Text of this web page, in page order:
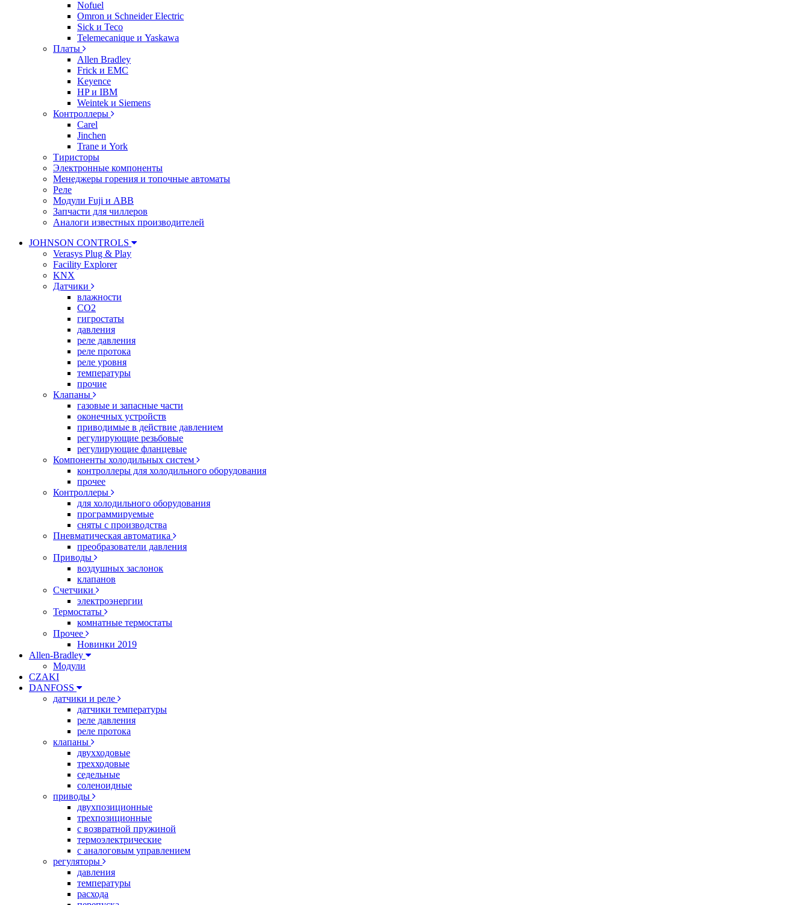
Nofuel
Omron и Schneider Electric
Sick и Teco
Telemecanique и Yaskawa
Платы
Allen Bradley
Frick и EMC
Keyence
HP и IBM
Weintek и Siemens
Контроллеры
Carel
Jinchen
Trane и York
Тиристоры
Электронные компоненты
Менеджеры горения и топочные автоматы
Реле
Модули Fuji и ABB
Запчасти для чиллеров
Аналоги известных производителей
JOHNSON CONTROLS
Verasys Plug & Play
Facility Explorer
KNX
Датчики
влажности
CO2
гигростаты
давления
реле давления
реле протока
реле уровня
температуры
прочие
Клапаны
газовые и запасные части
оконечных устройств
приводимые в действие давлением
регулирующие резьбовые
регулирующие фланцевые
Компоненты холодильных систем
контроллеры для холодильного оборудования
прочее
Контроллеры
для холодильного оборудования
программируемые
сняты с производства
Пневматическая автоматика
преобразователи давления
Приводы
воздушных заслонок
клапанов
Счетчики
электроэнергии
Термостаты
комнатные термостаты
Прочее
Новинки 2019
Allen-Bradley
Модули
CZAKI
DANFOSS
датчики и реле
датчики температуры
реле давления
реле протока
клапаны
двухходовые
трехходовые
седельные
соленоидные
приводы
двухпозиционные
трехпозиционные
с возвратной пружиной
термоэлектрические
с аналоговым управлением
регуляторы
давления
температуры
расхода